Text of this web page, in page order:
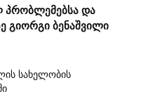
პრობლემებსა და
გიორგი ბენაშვილი
სახელობის